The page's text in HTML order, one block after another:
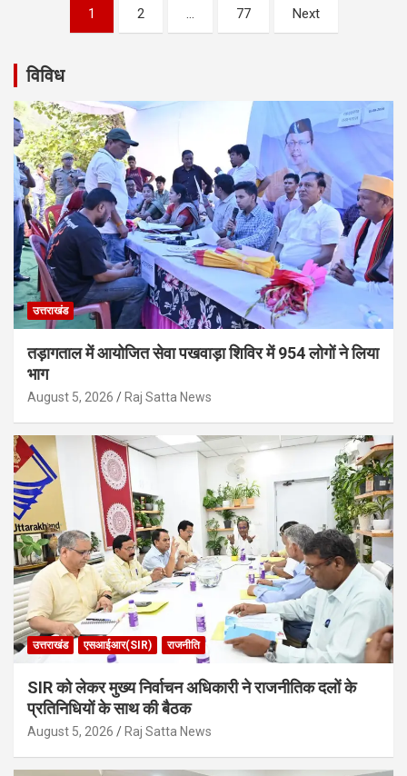
navigation
1 2 … 77 Next
विविध
उत्तराखंड
तड़ागताल में आयोजित सेवा पखवाड़ा शिविर में 954 लोगों ने लिया
भाग
August 5, 2026 Raj Satta News
उत्तराखंड एसआईआर(SIR) राजनीति
SIR को लेकर मुख्य निर्वाचन अधिकारी ने राजनीतिक दलों के
प्रतिनिधियों के साथ की बैठक
August 5, 2026 Raj Satta News